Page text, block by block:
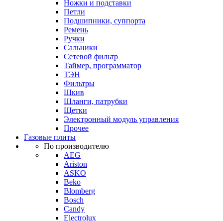
Ножки и подставки
Петли
Подшипники, суппорта
Ремень
Ручки
Сальники
Сетевой фильтр
Таймер, программатор
ТЭН
Фильтры
Шкив
Шланги, патрубки
Щетки
Электронный модуль управления
Прочее
Газовые плиты
По производителю
AEG
Ariston
ASKO
Beko
Blomberg
Bosch
Candy
Electrolux